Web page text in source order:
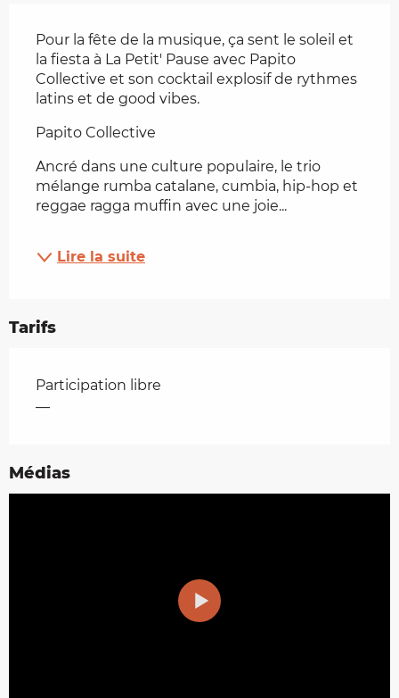
Pour la fête de la musique, ça sent le soleil et
la fiesta à La Petit' Pause avec Papito
Collective et son cocktail explosif de rythmes
latins et de good vibes.
Papito Collective
Ancré dans une culture populaire, le trio
mélange rumba catalane, cumbia, hip-hop et
reggae ragga muffin avec une joie...
Lire la suite
Tarifs
Tarifs 2026
Participation libre
—
Médias